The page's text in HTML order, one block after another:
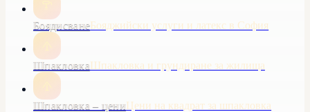
БоядисванеБояджийски услуги и латекс в София
ШпакловкаШпакловка и грундиране за жилища
Шпакловка – цениЦени на квадрат за шпакловка